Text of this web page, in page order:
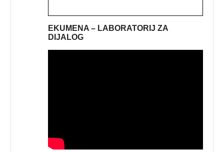
EKUMENA – LABORATORIJ ZA
DIJALOG